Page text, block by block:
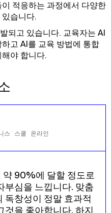
적응하는 과정에서 다양한
습니다.
되고 있습니다. 교육자는 AI
고 AI를 교육 방법에 통합
야 합니다.
스 스쿨 온라인
약 90%에 달할 정도로
부심을 느낍니다. 맞춤
독창성이 정말 효과적
것을 좋아합니다. 하지